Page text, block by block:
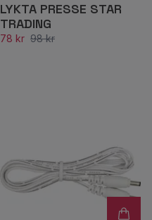
LYKTA PRESSE STAR
TRADING
78 kr 98 kr